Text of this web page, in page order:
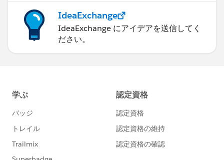
IdeaExchange
IdeaExchange にアイデアを送信してく
ださい。